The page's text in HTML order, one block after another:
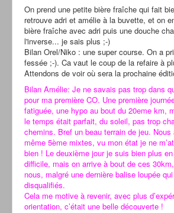
On prend une petite bière fraîche qui fait
retrouve adri et amélie à la buvette, et on
bière fraîche avec adri puis une douche
l'inverse... je sais plus ;-)
Bilan Orel/Niko : une super course. On a
fessée ;-). Ca vaut le coup de la refaire à
Attendons de voir où sera la prochaine
Bilan Amélie: Je ne savais pas trop dans
pour ma première CO. Une première
fatiguée, une hypo au bout du 20eme km,
le temps était parfait, du soleil, pas trop
chemins. Bref un beau terrain de jeu.
même 5ème mixtes, vu mon état je ne
bien ! Le deuxième jour je suis bien plus
difficile, mais on arrive à bout de ces
nous, malgré une dernière balise loupée
disqualifiés.
Cela me motive à revenir, avec plus
orientation, c’était une belle découverte !